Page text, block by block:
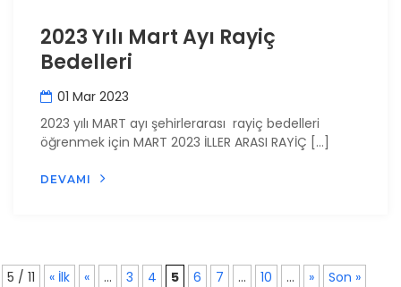
2023 Yılı Mart Ayı Rayiç
Bedelleri
01 Mar 2023
2023 yılı MART ayı şehirlerarası rayiç bedelleri
öğrenmek için MART 2023 İLLER ARASI RAYİÇ […]
DEVAMI
5 / 11 « İlk « ... 3 4 5 6 7 ... 10 ... » Son »